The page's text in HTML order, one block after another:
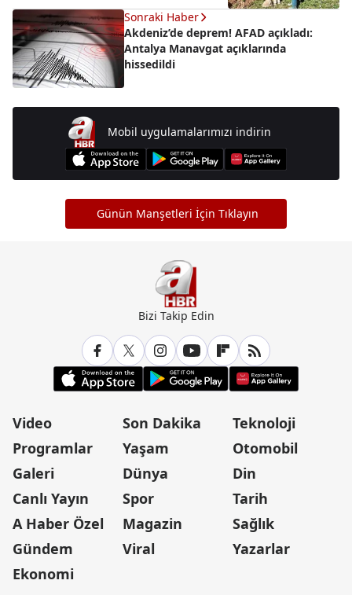
Sonraki Haber
Akdeniz’de deprem! AFAD açıkladı:
Antalya Manavgat açıklarında
hissedildi
Mobil uygulamalarımızı indirin
Günün Manşetleri İçin Tıklayın
Bizi Takip Edin
Video
Programlar
Galeri
Canlı Yayın
A Haber Özel
Gündem
Ekonomi
Son Dakika
Yaşam
Dünya
Spor
Magazin
Viral
Teknoloji
Otomobil
Din
Tarih
Sağlık
Yazarlar